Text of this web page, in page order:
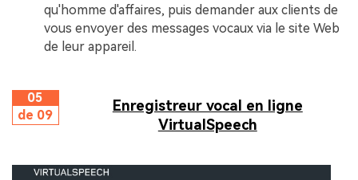
qu'homme d'affaires, puis demander aux clients de
vous envoyer des messages vocaux via le site Web
de leur appareil.
05
de 09
Enregistreur vocal en ligne
VirtualSpeech